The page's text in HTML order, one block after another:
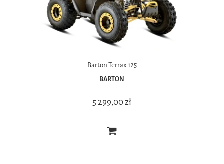
Barton Terrax 125
BARTON
5 299,00 zł